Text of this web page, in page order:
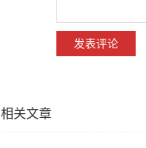
相关文章